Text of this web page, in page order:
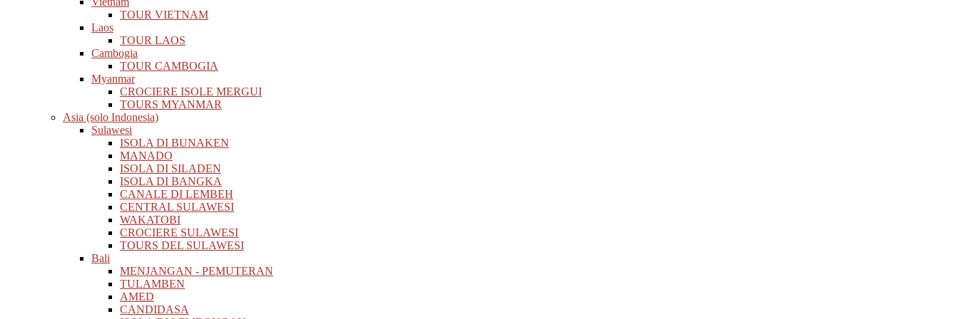
TOUR VIETNAM
Laos
TOUR LAOS
Cambogia
TOUR CAMBOGIA
Myanmar
CROCIERE ISOLE MERGUI
TOURS MYANMAR
Asia (solo Indonesia)
Sulawesi
ISOLA DI BUNAKEN
MANADO
ISOLA DI SILADEN
ISOLA DI BANGKA
CANALE DI LEMBEH
CENTRAL SULAWESI
WAKATOBI
CROCIERE SULAWESI
TOURS DEL SULAWESI
Bali
MENJANGAN - PEMUTERAN
TULAMBEN
AMED
CANDIDASA